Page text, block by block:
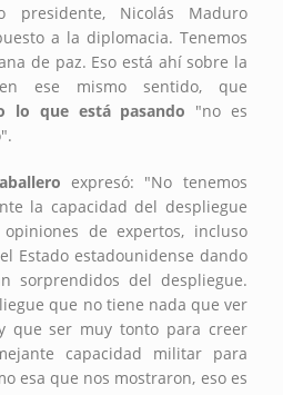
presidente, Nicolás Maduro
a la diplomacia. Tenemos
de paz. Eso está ahí sobre la
ese mismo sentido, que
lo que está pasando "no es
expresó: "No tenemos
la capacidad del despliegue
de expertos, incluso
Estado estadounidense dando
sorprendidos del despliegue.
que no tiene nada que ver
que ser muy tonto para creer
capacidad militar para
esa que nos mostraron, eso es